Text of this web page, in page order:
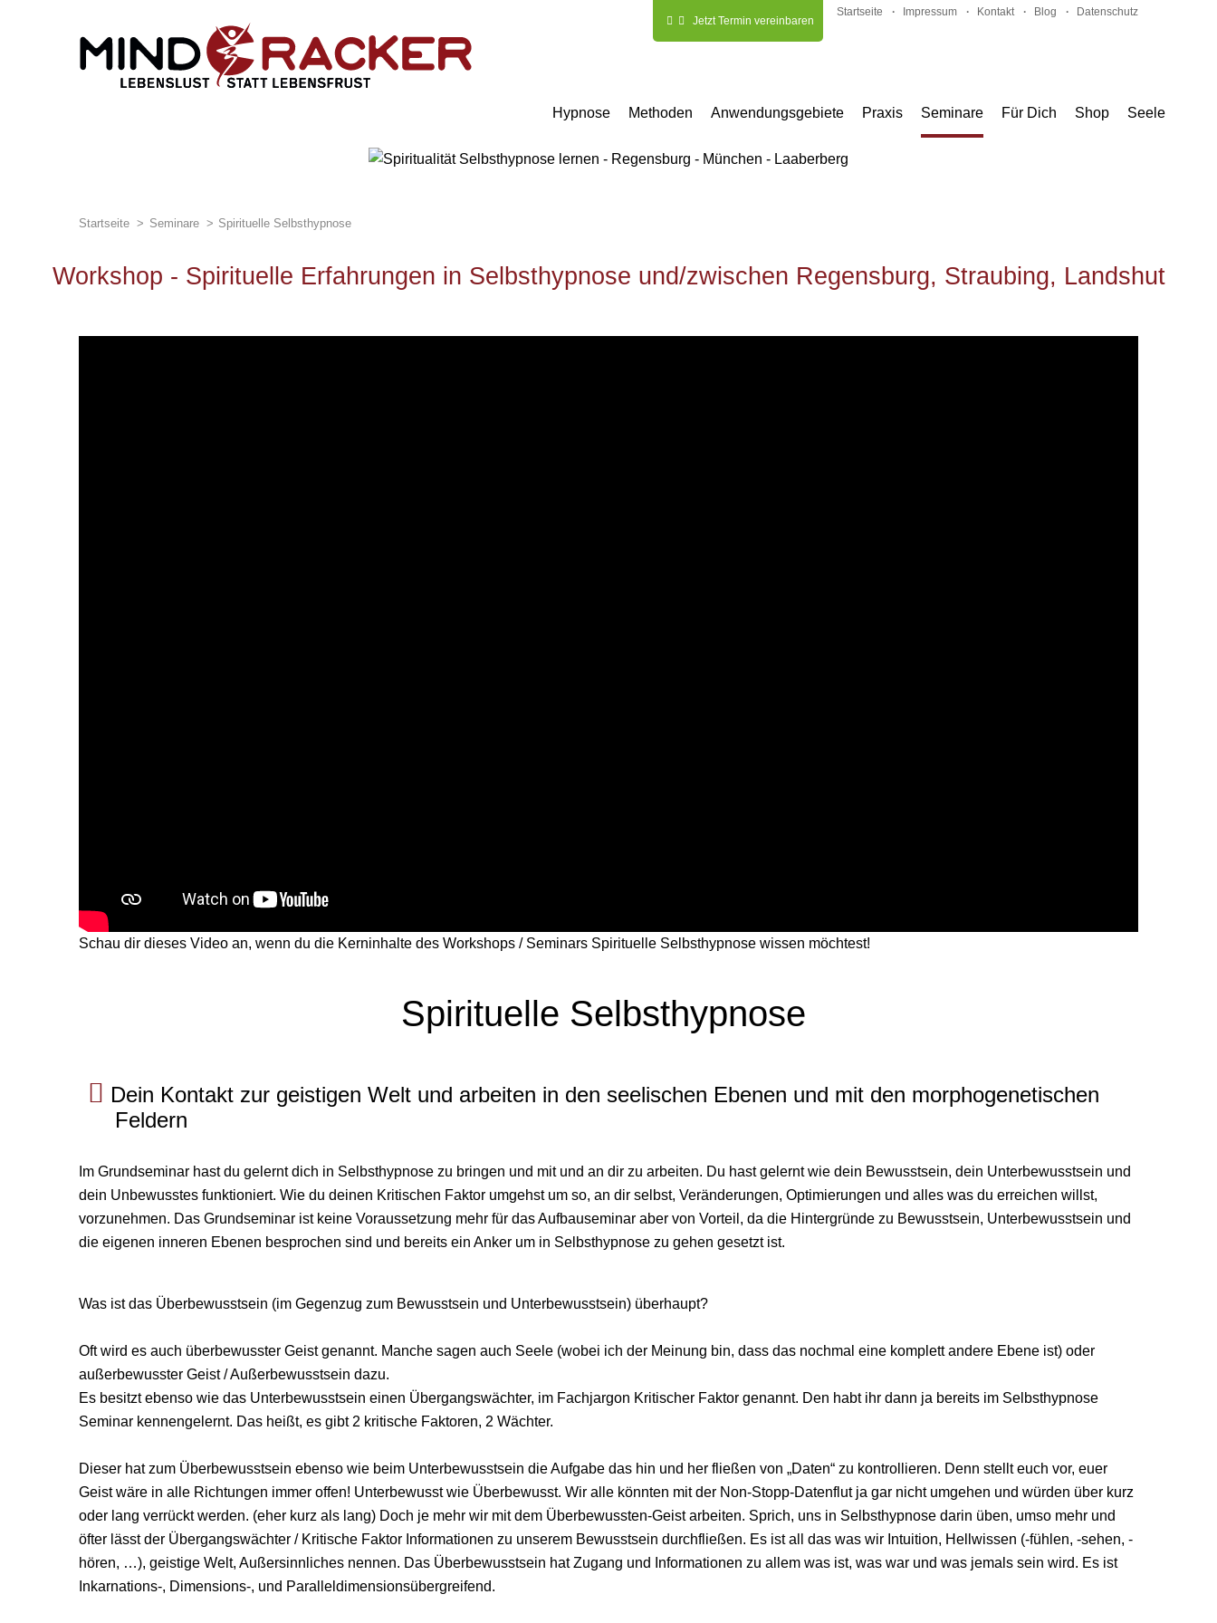
Jetzt Termin vereinbaren
Startseite Impressum Kontakt Blog Datenschutz
Hypnose Methoden Anwendungsgebiete Praxis Seminare Für Dich Shop Seele
Selbsthypnose 2 - Your
Spiritual Way!
Startseite Seminare Spirituelle Selbsthypnose
Workshop - Spirituelle Erfahrungen in Selbsthypnose und/zwischen Regensburg, Straubing, Landshut
Schau dir dieses Video an, wenn du die Kerninhalte des Workshops / Seminars Spirituelle Selbsthypnose wissen möchtest!
Spirituelle Selbsthypnose
Dein Kontakt zur geistigen Welt und arbeiten in den seelischen Ebenen und mit den morphogenetischen
Feldern
Im Grundseminar hast du gelernt dich in Selbsthypnose zu bringen und mit und an dir zu arbeiten. Du hast gelernt wie dein Bewusstsein, dein Unterbewusstsein und
dein Unbewusstes funktioniert. Wie du deinen Kritischen Faktor umgehst um so, an dir selbst, Veränderungen, Optimierungen und alles was du erreichen willst,
vorzunehmen. Das Grundseminar ist keine Voraussetzung mehr für das Aufbauseminar aber von Vorteil, da die Hintergründe zu Bewusstsein, Unterbewusstsein und
die eigenen inneren Ebenen besprochen sind und bereits ein Anker um in Selbsthypnose zu gehen gesetzt ist.
Was ist das Überbewusstsein (im Gegenzug zum Bewusstsein und Unterbewusstsein) überhaupt?
Oft wird es auch überbewusster Geist genannt. Manche sagen auch Seele (wobei ich der Meinung bin, dass das nochmal eine komplett andere Ebene ist) oder
außerbewusster Geist / Außerbewusstsein dazu.
Es besitzt ebenso wie das Unterbewusstsein einen Übergangswächter, im Fachjargon Kritischer Faktor genannt. Den habt ihr dann ja bereits im Selbsthypnose
Seminar kennengelernt. Das heißt, es gibt 2 kritische Faktoren, 2 Wächter.
Dieser hat zum Überbewusstsein ebenso wie beim Unterbewusstsein die Aufgabe das hin und her fließen von „Daten“ zu kontrollieren. Denn stellt euch vor, euer
Geist wäre in alle Richtungen immer offen! Unterbewusst wie Überbewusst. Wir alle könnten mit der Non-Stopp-Datenflut ja gar nicht umgehen und würden über kurz
oder lang verrückt werden. (eher kurz als lang) Doch je mehr wir mit dem Überbewussten-Geist arbeiten. Sprich, uns in Selbsthypnose darin üben, umso mehr und
öfter lässt der Übergangswächter / Kritische Faktor Informationen zu unserem Bewusstsein durchfließen. Es ist all das was wir Intuition, Hellwissen (-fühlen, -sehen, -
hören, …), geistige Welt, Außersinnliches nennen. Das Überbewusstsein hat Zugang und Informationen zu allem was ist, was war und was jemals sein wird. Es ist
Inkarnations-, Dimensions-, und Paralleldimensionsübergreifend.